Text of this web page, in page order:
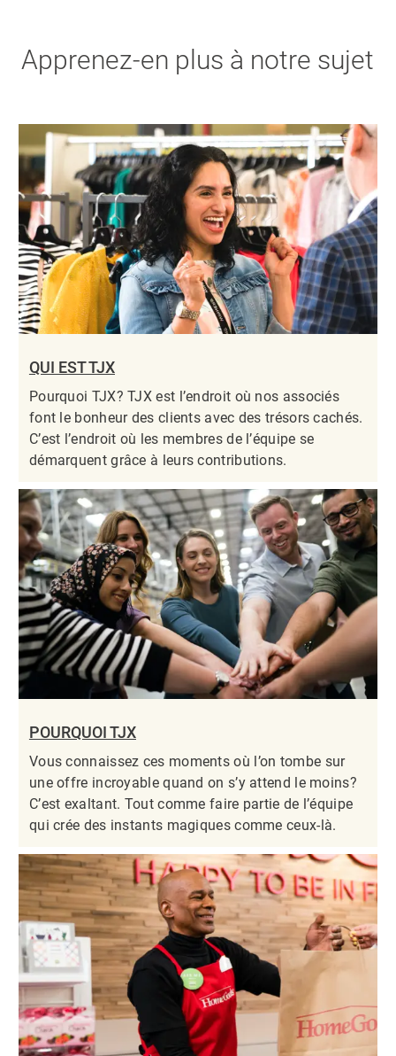
Apprenez-en plus à notre sujet
QUI EST TJX
Pourquoi TJX? TJX est l’endroit où nos associés
font le bonheur des clients avec des trésors cachés.
C’est l’endroit où les membres de l’équipe se
démarquent grâce à leurs contributions.​​​​​​​
POURQUOI TJX
Vous connaissez ces moments où l’on tombe sur
une offre incroyable quand on s’y attend le moins?
C’est exaltant. Tout comme faire partie de l’équipe
qui crée des instants magiques comme ceux-là.​​​​​​​